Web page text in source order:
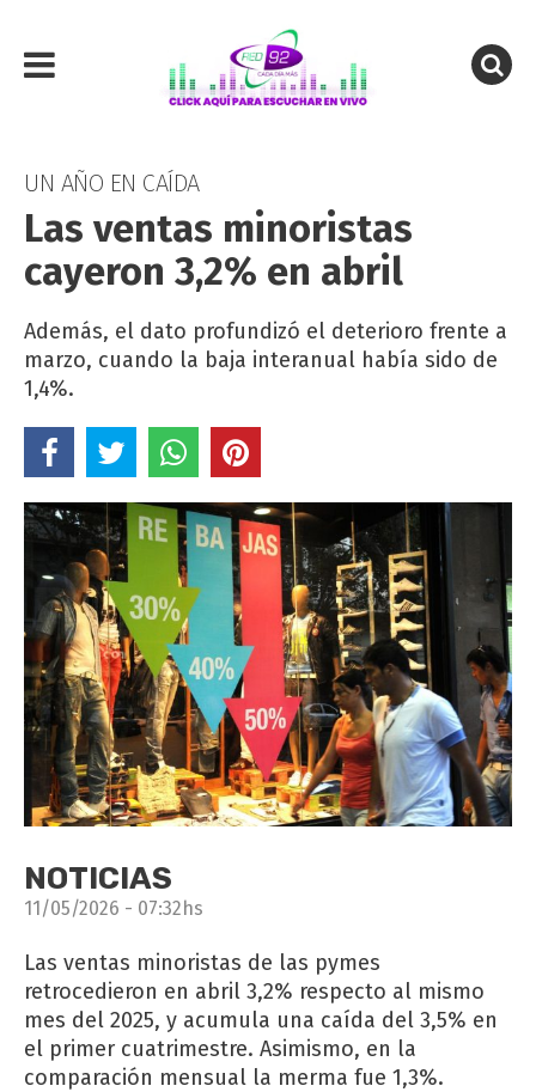
UN AÑO EN CAÍDA
Las ventas minoristas
cayeron 3,2% en abril
Además, el dato profundizó el deterioro frente a
marzo, cuando la baja interanual había sido de
1,4%.
NOTICIAS
11/05/2026 - 07:32hs
Las ventas minoristas de las pymes
retrocedieron en abril 3,2% respecto al mismo
mes del 2025, y acumula una caída del 3,5% en
el primer cuatrimestre. Asimismo, en la
comparación mensual la merma fue 1,3%.